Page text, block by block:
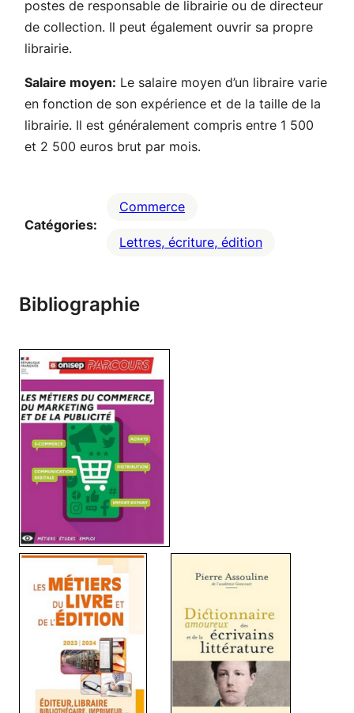
postes de responsable de librairie ou de directeur
de collection. Il peut également ouvrir sa propre
librairie.
Salaire moyen: Le salaire moyen d’un libraire varie
en fonction de son expérience et de la taille de la
librairie. Il est généralement compris entre 1 500
et 2 500 euros brut par mois.
Catégories:
Commerce
Lettres, écriture, édition
Bibliographie